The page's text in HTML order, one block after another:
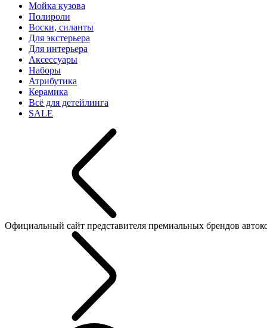
Мойка кузова
Полироли
Воски, силанты
Для экстерьера
Для интерьера
Аксессуары
Наборы
Атрибутика
Керамика
Всё для детейлинга
SALE
Официальный сайт представителя премиальных брендов